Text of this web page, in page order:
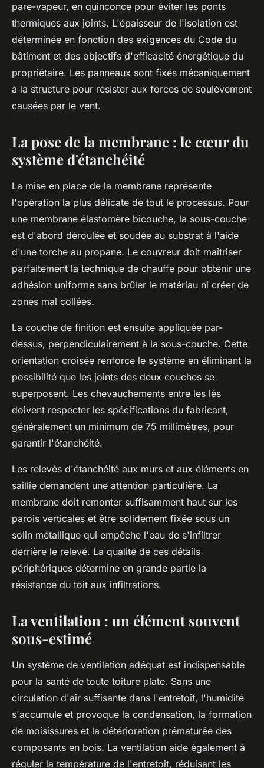
pare-vapeur, en quinconce pour éviter les ponts
thermiques aux joints. L'épaisseur de l'isolation est
déterminée en fonction des exigences du Code du
bâtiment et des objectifs d'efficacité énergétique du
propriétaire. Les panneaux sont fixés mécaniquement
à la structure pour résister aux forces de soulèvement
causées par le vent.
La pose de la membrane : le cœur du
système d'étanchéité
La mise en place de la membrane représente
l'opération la plus délicate de tout le processus. Pour
une membrane élastomère bicouche, la sous-couche
est d'abord déroulée et soudée au substrat à l'aide
d'une torche au propane. Le couvreur doit maîtriser
parfaitement la technique de chauffe pour obtenir une
adhésion uniforme sans brûler le matériau ni créer de
zones mal collées.
La couche de finition est ensuite appliquée par-
dessus, perpendiculairement à la sous-couche. Cette
orientation croisée renforce le système en éliminant la
possibilité que les joints des deux couches se
superposent. Les chevauchements entre les lés
doivent respecter les spécifications du fabricant,
généralement un minimum de 75 millimètres, pour
garantir l'étanchéité.
Les relevés d'étanchéité aux murs et aux éléments en
saillie demandent une attention particulière. La
membrane doit remonter suffisamment haut sur les
parois verticales et être solidement fixée sous un
solin métallique qui empêche l'eau de s'infiltrer
derrière le relevé. La qualité de ces détails
périphériques détermine en grande partie la
résistance du toit aux infiltrations.
La ventilation : un élément souvent
sous-estimé
Un système de ventilation adéquat est indispensable
pour la santé de toute toiture plate. Sans une
circulation d'air suffisante dans l'entretoit, l'humidité
s'accumule et provoque la condensation, la formation
de moisissures et la détérioration prématurée des
composants en bois. La ventilation aide également à
réguler la température de l'entretoit, réduisant les